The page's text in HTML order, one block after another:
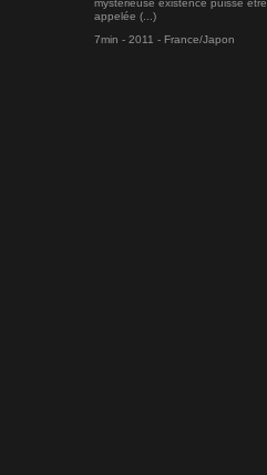
mystérieuse existence puisse être
appelée (...)
7min - 2011 - France/Japon